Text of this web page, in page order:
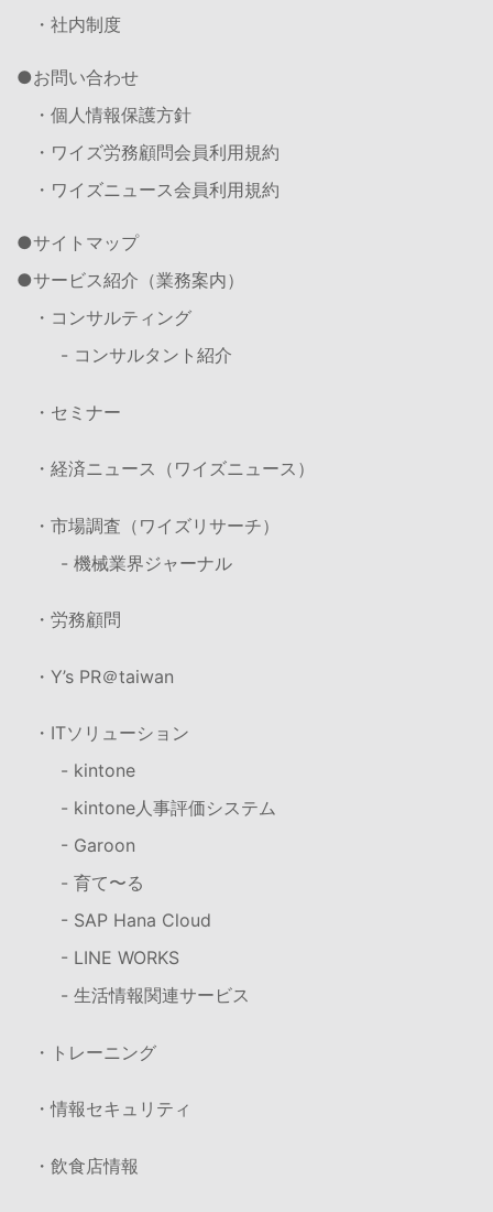
・社内制度
お問い合わせ
・個人情報保護方針
・ワイズ労務顧問会員利用規約
・ワイズニュース会員利用規約
サイトマップ
サービス紹介（業務案内）
・コンサルティング
- コンサルタント紹介
・セミナー
・経済ニュース（ワイズニュース）
・市場調査（ワイズリサーチ）
- 機械業界ジャーナル
・労務顧問
・Y’s PR＠taiwan
・ITソリューション
- kintone
- kintone人事評価システム
- Garoon
- 育て〜る
- SAP Hana Cloud
- LINE WORKS
- 生活情報関連サービス
・トレーニング
・情報セキュリティ
・飲食店情報